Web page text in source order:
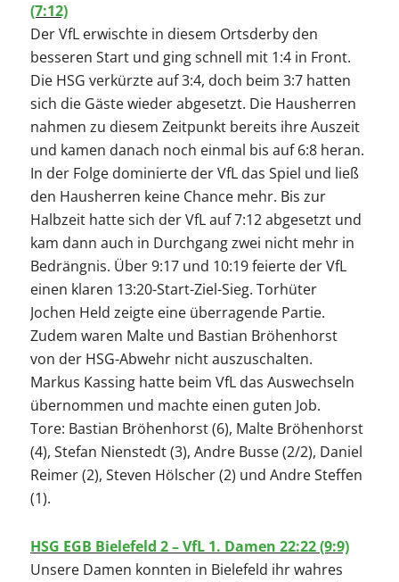
(7:12)
Der VfL erwischte in diesem Ortsderby den
besseren Start und ging schnell mit 1:4 in Front.
Die HSG verkürzte auf 3:4, doch beim 3:7 hatten
sich die Gäste wieder abgesetzt. Die Hausherren
nahmen zu diesem Zeitpunkt bereits ihre Auszeit
und kamen danach noch einmal bis auf 6:8 heran.
In der Folge dominierte der VfL das Spiel und ließ
den Hausherren keine Chance mehr. Bis zur
Halbzeit hatte sich der VfL auf 7:12 abgesetzt und
kam dann auch in Durchgang zwei nicht mehr in
Bedrängnis. Über 9:17 und 10:19 feierte der VfL
einen klaren 13:20-Start-Ziel-Sieg. Torhüter
Jochen Held zeigte eine überragende Partie.
Zudem waren Malte und Bastian Bröhenhorst
von der HSG-Abwehr nicht auszuschalten.
Markus Kassing hatte beim VfL das Auswechseln
übernommen und machte einen guten Job.
Tore: Bastian Bröhenhorst (6), Malte Bröhenhorst
(4), Stefan Nienstedt (3), Andre Busse (2/2), Daniel
Reimer (2), Steven Hölscher (2) und Andre Steffen
(1).
HSG EGB Bielefeld 2 – VfL 1. Damen 22:22 (9:9)
Unsere Damen konnten in Bielefeld ihr wahres